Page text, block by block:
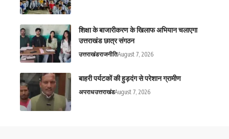
शिक्षा के बाजारीकरण के खिलाफ अभियान चलाएगा
उत्तराखंड छात्र संगठन
उत्तराखंडराजनीतिAugust 7, 2026
बाहरी पर्यटकों की हुड़दंग से परेशान ग्रामीण
अपराधउत्तराखंडAugust 7, 2026